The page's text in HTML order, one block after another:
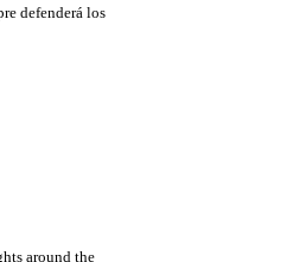
defenderá los
around the